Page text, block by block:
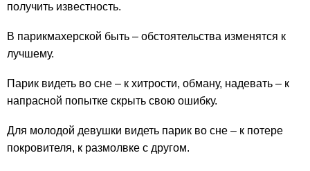
получить известность.
В парикмахерской быть – обстоятельства изменятся к
лучшему.
Парик видеть во сне – к хитрости, обману, надевать – к
напрасной попытке скрыть свою ошибку.
Для молодой девушки видеть парик во сне – к потере
покровителя, к размолвке с другом.